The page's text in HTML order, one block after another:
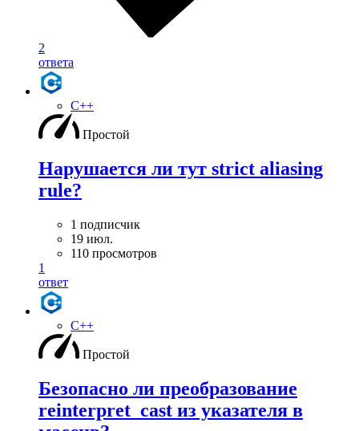
2
ответа
C++
Простой
Нарушается ли тут strict aliasing
rule?
1 подписчик
19 июл.
110 просмотров
1
ответ
C++
Простой
Безопасно ли преобразование
reinterpret_cast из указателя в